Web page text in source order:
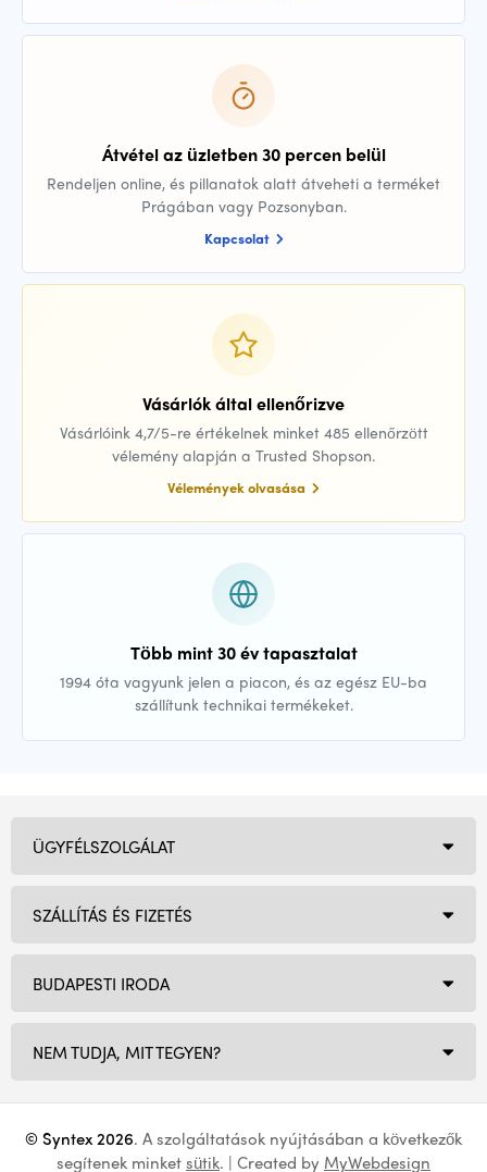
Átvétel az üzletben 30 percen belül
Rendeljen online, és pillanatok alatt átveheti a terméket
Prágában vagy Pozsonyban.
Kapcsolat
Vásárlók által ellenőrizve
Vásárlóink 4,7/5-re értékelnek minket 485 ellenőrzött
vélemény alapján a Trusted Shopson.
Vélemények olvasása
Több mint 30 év tapasztalat
1994 óta vagyunk jelen a piacon, és az egész EU-ba
szállítunk technikai termékeket.
BUDAPESTI IRODA
NEM TUDJA, MIT TEGYEN?
ÜGYFÉLSZOLGÁLAT
SZÁLLÍTÁS ÉS FIZETÉS
© Syntex 2026. A szolgáltatások nyújtásában a következők
segítenek minketsütik. | Created by MyWebdesign